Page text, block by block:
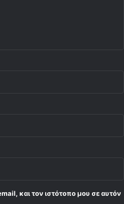
και τον ιστότοπο μου σε αυτόν